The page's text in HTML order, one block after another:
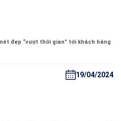
đẹp “vượt thời gian” tới khách hàng
19/04/2024